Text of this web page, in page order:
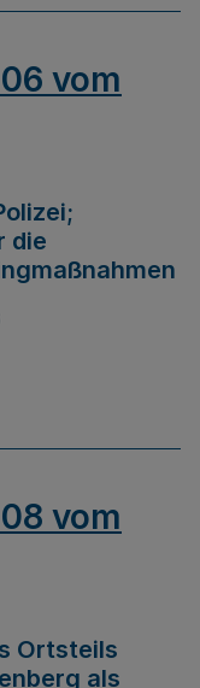
vom
die
vom
Ortsteils
als